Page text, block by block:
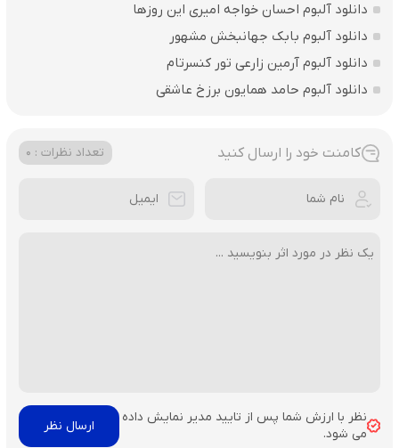
دانلود آلبوم احسان خواجه امیری این روزها
دانلود آلبوم بابک جهانبخش مشهور
دانلود آلبوم آرمین زارعی تور کنسرتام
دانلود آلبوم حامد همایون برزخ عاشقی
کامنت خود را ارسال کنید تعداد نظرات : 0
نظر با ارزش شما پس از تایید مدیر نمایش داده
می شود.